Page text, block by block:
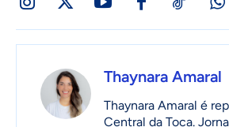
Thaynara Amaral
Thaynara Amaral é
Central da Toca.